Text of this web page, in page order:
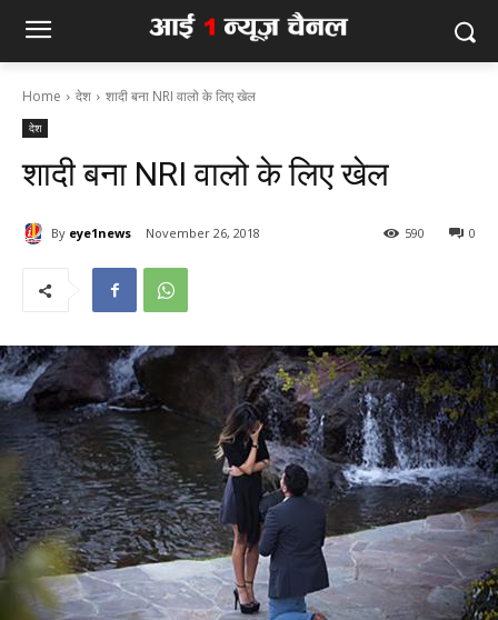
Home देश शादी बना NRI वालो के लिए खेल
देश
शादी बना NRI वालो के लिए खेल
By eye1news November 26, 2018 0
590